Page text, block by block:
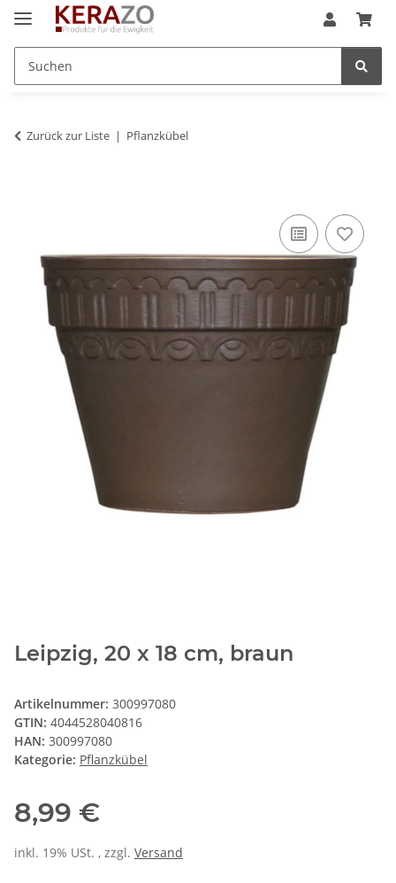
Zurück zur Liste Pflanzkübel
Leipzig, 20 x 18 cm, braun
Artikelnummer: 300997080
GTIN: 4044528040816
HAN: 300997080
Kategorie: Pflanzkübel
8,99 €
inkl. 19% USt. , zzgl. Versand